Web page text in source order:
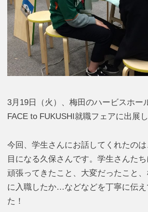
3月19日（火）、梅田のハービスホー
FACE to FUKUSHI就職フェアに出展
今回、学生さんにお話してくれたの
目になる久保さんです。学生さんた
頑張ってきたこと、大変だったこと
に入職したか…などなどを丁寧に伝え
た！